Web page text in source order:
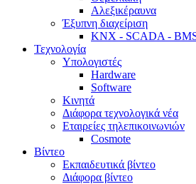
Αλεξικέραυνα
Έξυπνη διαχείριση
KNX - SCADA -
Τεχνολογία
Υπολογιστές
Hardware
Software
Κινητά
Διάφορα τεχνολογικά νέα
Εταιρείες τηλεπικοινωνιών
Cosmote
Βίντεο
Εκπαιδευτικά βίντεο
Διάφορα βίντεο